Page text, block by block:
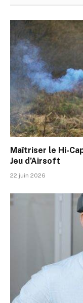
Maîtriser le Hi-
Jeu d’Airsoft
22 juin 2026